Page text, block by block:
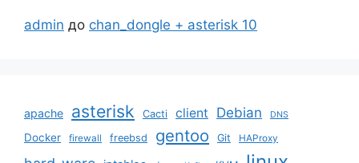
admin до chan_dongle + asterisk 10
apache asterisk Cacti client Debian DNS
Docker firewall freebsd gentoo Git HAProxy